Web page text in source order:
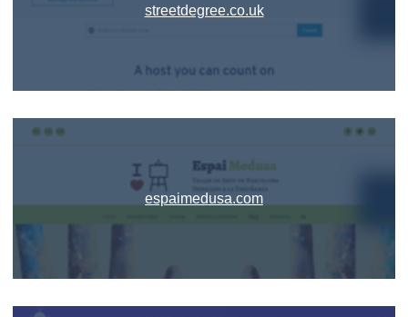
streetdegree.co.uk
espaimedusa.com